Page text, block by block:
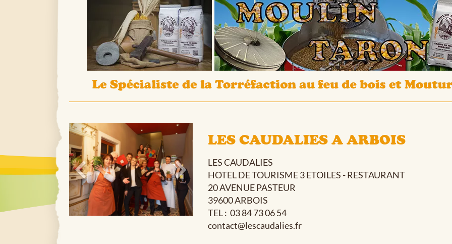
LES CAUDALIES A ARBOIS
LES CAUDALIES
HOTEL DE TOURISME 3 ETOILES - RESTAURANT
20 AVENUE PASTEUR
39600 ARBOIS
TEL : 03 84 73 06 54
contact@lescaudalies.fr